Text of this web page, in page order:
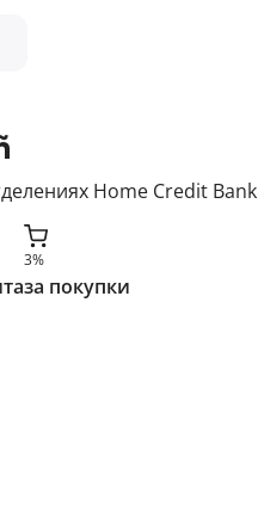
Home Credit Bank
3%
за покупки